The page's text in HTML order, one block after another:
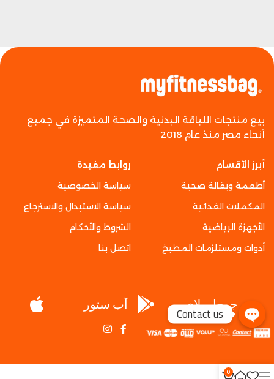
بيع منتجات اللياقة البدنية والصحة المتميزة في جميع
أنحاء مصر منذ عام 2018
أبرز الأقسام
أطعمة وبقالة صحية
المكملات الغذائية
الأجهزة الرياضية
أدوات ومستلزمات المطبخ
روابط مفيدة
سياسة الخصوصية
سياسة الاستبدال والاسترجاع
الشروط والأحكام
اتصل بنا
جوجل بلاي آب ستور
0
Contact us